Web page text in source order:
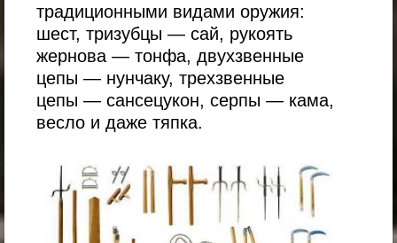
традиционными видами оружия:
шест, тризубцы — сай, рукоять
жернова — тонфа, двухзвенные
цепы — нунчаку, трехзвенные
цепы — сансецукон, серпы — кама,
весло и даже тяпка.